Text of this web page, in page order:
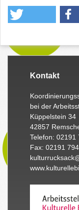
Kontakt
bei der
Küppelstein 34
42857
Telefon: 02191
Fax: 02191